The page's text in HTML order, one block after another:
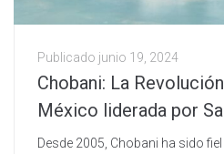
Publicado junio 19, 2024
Chobani: La
México liderada por
Desde 2005, Chobani ha sido